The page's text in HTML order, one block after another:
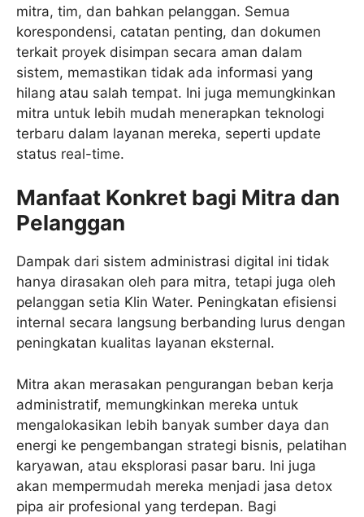
mitra, tim, dan bahkan pelanggan. Semua
korespondensi, catatan penting, dan dokumen
terkait proyek disimpan secara aman dalam
sistem, memastikan tidak ada informasi yang
hilang atau salah tempat. Ini juga memungkinkan
mitra untuk lebih mudah menerapkan teknologi
terbaru dalam layanan mereka, seperti update
status real-time.
Manfaat Konkret bagi Mitra dan
Pelanggan
Dampak dari sistem administrasi digital ini tidak
hanya dirasakan oleh para mitra, tetapi juga oleh
pelanggan setia Klin Water. Peningkatan efisiensi
internal secara langsung berbanding lurus dengan
peningkatan kualitas layanan eksternal.
Mitra akan merasakan pengurangan beban kerja
administratif, memungkinkan mereka untuk
mengalokasikan lebih banyak sumber daya dan
energi ke pengembangan strategi bisnis, pelatihan
karyawan, atau eksplorasi pasar baru. Ini juga
akan mempermudah mereka menjadi jasa detox
pipa air profesional yang terdepan. Bagi